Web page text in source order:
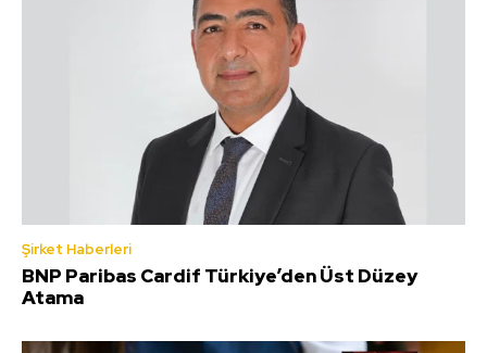
Şirket Haberleri
BNP Paribas Cardif Türkiye’den Üst Düzey
Atama